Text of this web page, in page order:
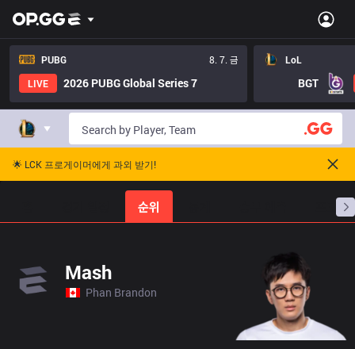
PUBG
8. 7. 금
LIVE
2026 PUBG Global Series 7
LoL
BGT
🌟 LCK 프로게이머에게 과외 받기!
순위 프로빌
Mash
Phan Brandon